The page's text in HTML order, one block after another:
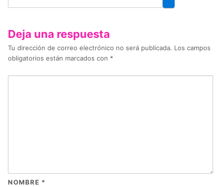
Deja una respuesta
Tu dirección de correo electrónico no será publicada. Los campos
obligatorios están marcados con *
NOMBRE *